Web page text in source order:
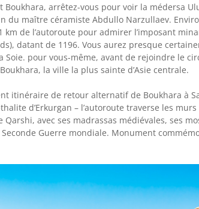
arrêtez-vous pour voir la médersa
du maître céramiste Abdullo Narzullaev.
de l’autoroute pour admirer l’imposant
datant de 1196. Vous aurez presque
Soie. pour vous-même, avant de rejoindre le
la ville la plus sainte d’Asie centrale.
itinéraire de retour alternatif de Boukhara à
d’Erkurgan – l’autoroute traverse les
avec ses madrassas médiévales, ses
Guerre mondiale. Monument